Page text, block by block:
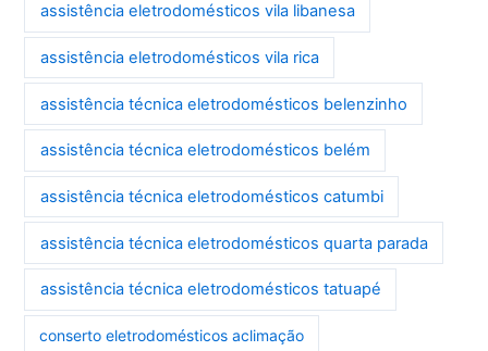
assistência eletrodomésticos vila libanesa
assistência eletrodomésticos vila rica
assistência técnica eletrodomésticos belenzinho
assistência técnica eletrodomésticos belém
assistência técnica eletrodomésticos catumbi
assistência técnica eletrodomésticos quarta parada
assistência técnica eletrodomésticos tatuapé
conserto eletrodomésticos aclimação